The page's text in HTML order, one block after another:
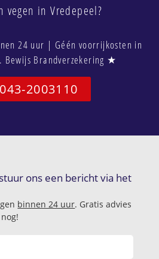
vegen in Vredepeel?
24 uur | Géén voorrijkosten in
Brandverzekering ★
2003110
ons een bericht via het
binnen 24 uur. Gratis advies